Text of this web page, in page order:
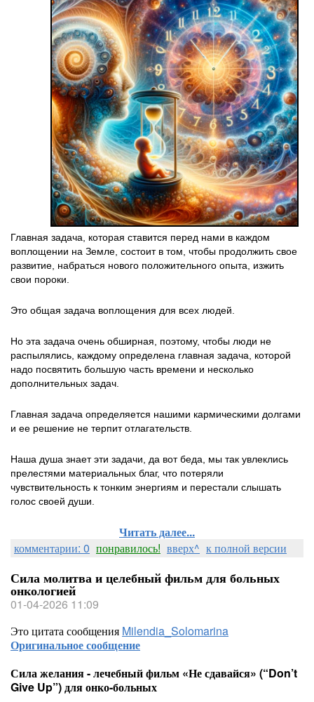
Главная задача, которая ставится перед нами в каждом
воплощении на Земле, состоит в том, чтобы продолжить свое
развитие, набраться нового положительного опыта, изжить
свои пороки.
Это общая задача воплощения для всех людей.
Но эта задача очень обширная, поэтому, чтобы люди не
распылялись, каждому определена главная задача, которой
надо посвятить большую часть времени и несколько
дополнительных задач.
Главная задача определяется нашими кармическими долгами
и ее решение не терпит отлагательств.
Наша душа знает эти задачи, да вот беда, мы так увлеклись
прелестями материальных благ, что потеряли
чувствительность к тонким энергиям и перестали слышать
голос своей души.
Читать далее...
комментарии: 0 понравилось! вверх^ к полной версии
Сила молитва и целебный фильм для больных
онкологией
01-04-2026 11:09
Это цитата сообщения Milendia_Solomarina
Оригинальное сообщение
Сила желания - лечебный фильм «Не сдавайся» (“Don’t
Give Up”) для онко-больных